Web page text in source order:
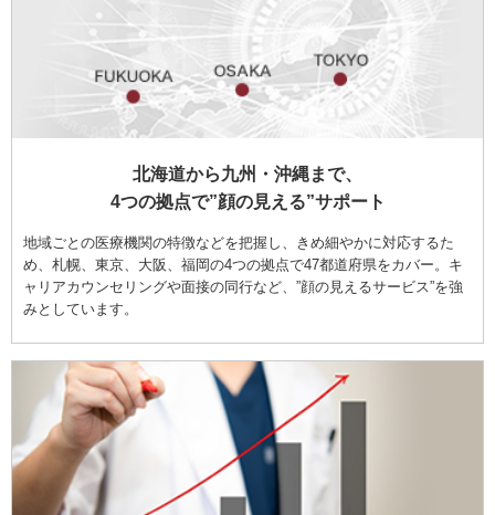
北海道から九州・沖縄まで、
4つの拠点で”顔の見える”サポート
地域ごとの医療機関の特徴などを把握し、きめ細やかに対応するた
め、札幌、東京、大阪、福岡の4つの拠点で47都道府県をカバー。キ
ャリアカウンセリングや面接の同行など、”顔の見えるサービス”を強
みとしています。